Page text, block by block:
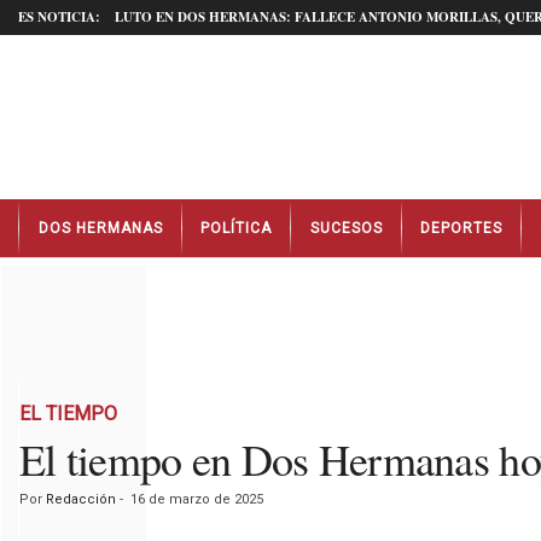
ES NOTICIA: LUTO EN DOS HERMANAS: FALLECE ANTONIO MORILLAS,
t
DOS HERMANAS POLÍTICA SUCESOS DEPORTES
EL TIEMPO
El tiempo en Dos Hermanas
Por Redacción - 16 de marzo de 2025